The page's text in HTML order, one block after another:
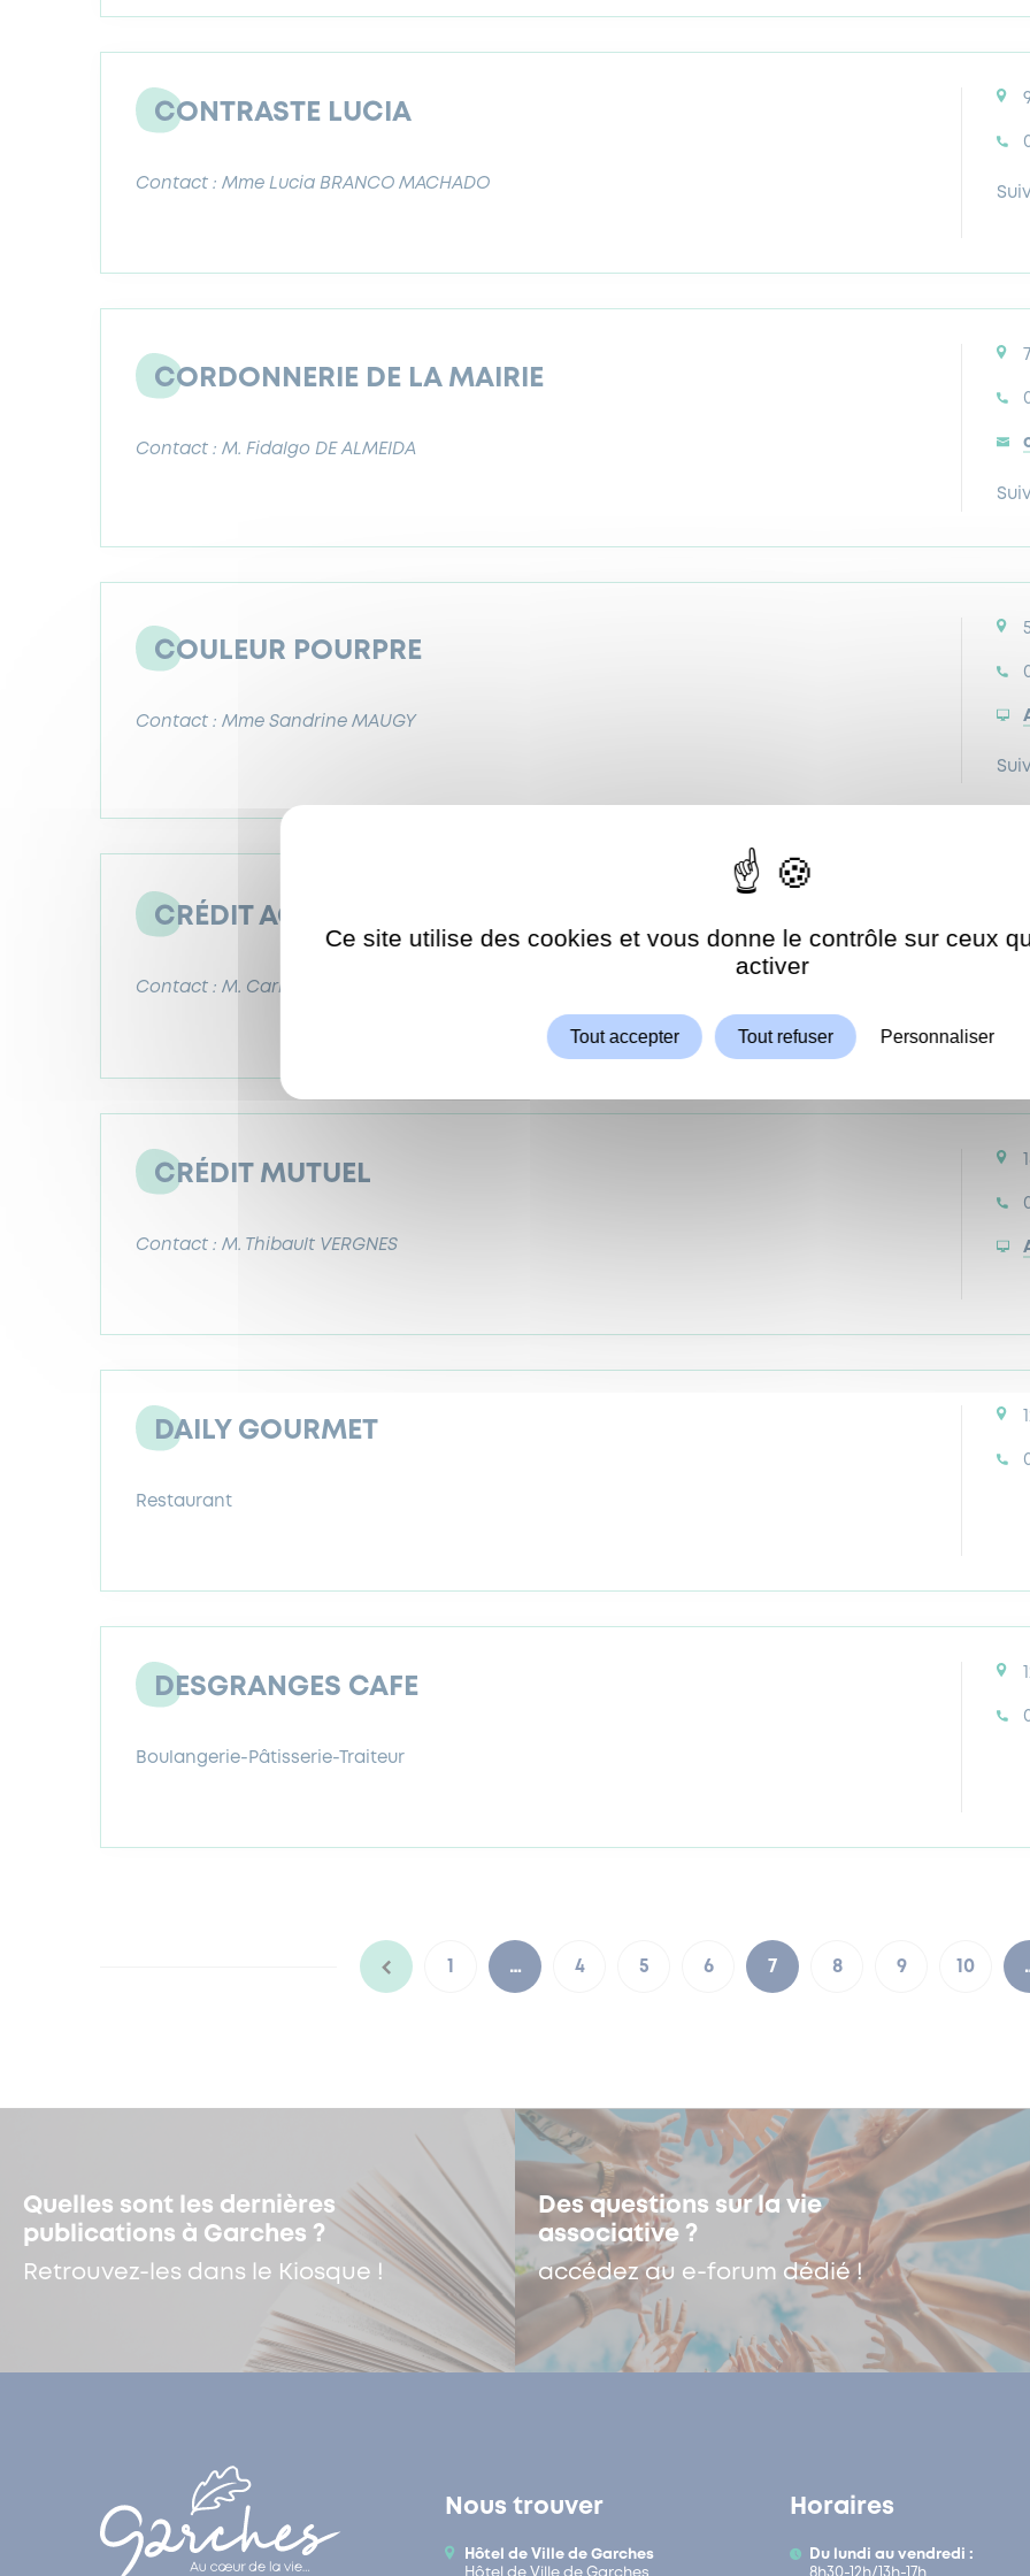
CONTRASTE LUCIA
Contact : Mme Lucia BRANCO MACHADO
CORDONNERIE DE LA MAIRIE
Contact : M. Fidalgo DE ALMEIDA
COULEUR POURPRE
Contact : Mme Sandrine MAUGY
CRÉDIT AGRICOLE
Contact : M. Carlos CARRCO-DASILVA
CRÉDIT MUTUEL
Contact : M. Thibault VERGNES
DAILY GOURMET
Restaurant
DESGRANGES CAFE
Boulangerie-Pâtisserie-Traiteur
1 … 4 5 6 7 8 9 10
Quelles sont les dernières
publications à Garches ?
Retrouvez-les dans le Kiosque !
Des questions sur la vie
associative ?
accédez au e-forum dédié !
Nous trouver
Hôtel de Ville de Garches
Hôtel de Ville de Garches
Horaires
Du lundi au vendredi :
8h30-12h/13h-17h
Ce site utilise des cookies et vous donne le contrôle sur ceux
activer
Tout accepter Tout refuser Personnaliser